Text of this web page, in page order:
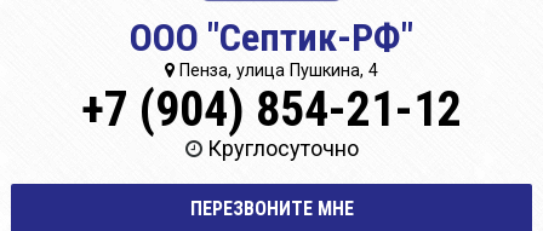
ООО "Септик-РФ"
Пенза, улица Пушкина, 4
+7 (904) 854-21-12
Круглосуточно
ПЕРЕЗВОНИТЕ МНЕ